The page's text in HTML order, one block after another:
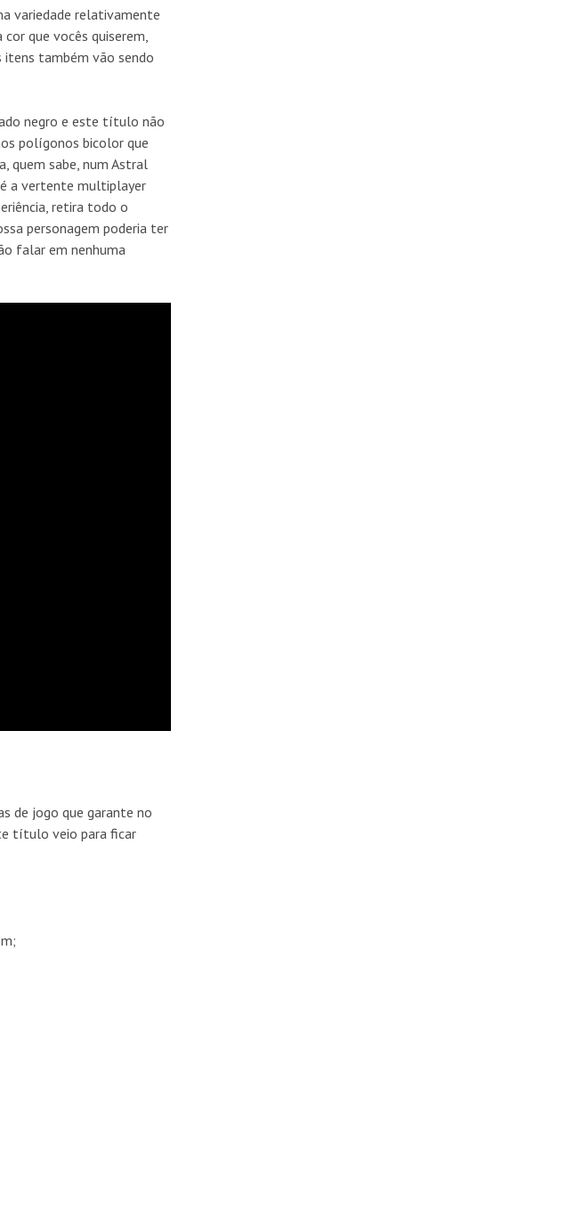
variedade relativamente
que vocês quiserem,
itens também vão sendo
negro e este título não
polígonos bicolor que
quem sabe, num Astral
a vertente multiplayer
retira todo o
personagem poderia ter
falar em nenhuma
de jogo que garante no
título veio para ficar